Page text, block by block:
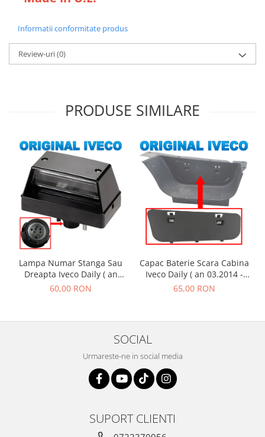
Informatii conformitate produs
Review-uri(0)
PRODUSE SIMILARE
Lampa Numar Stanga Sau
Dreapta Iveco Daily ( an
01.1990 - 01.2019 )
60,00 RON
Capac Baterie Scara Cabina
Iveco Daily ( an 03.2014 -
01.2019 )
65,00 RON
SOCIAL
Urmareste-ne in social media
SUPORT CLIENTI